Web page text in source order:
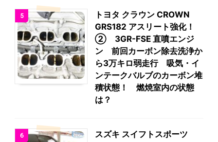
5
トヨタ クラウン CROWN
GRS182 アスリート強化！
② 3GR-FSE 直噴エンジ
ン 前回カーボン除去洗浄か
ら3万キロ弱走行 吸気・イ
ンテークバルブのカーボン堆
積状態！ 燃焼室内の状態
は？
6
スズキ スイフトスポーツ